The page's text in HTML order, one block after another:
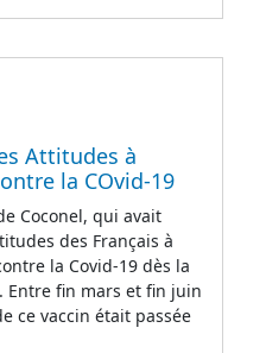
Attitudes à
la COvid-19
Coconel, qui avait
des Français à
la Covid-19 dès la
Entre fin mars et fin juin
ce vaccin était passée